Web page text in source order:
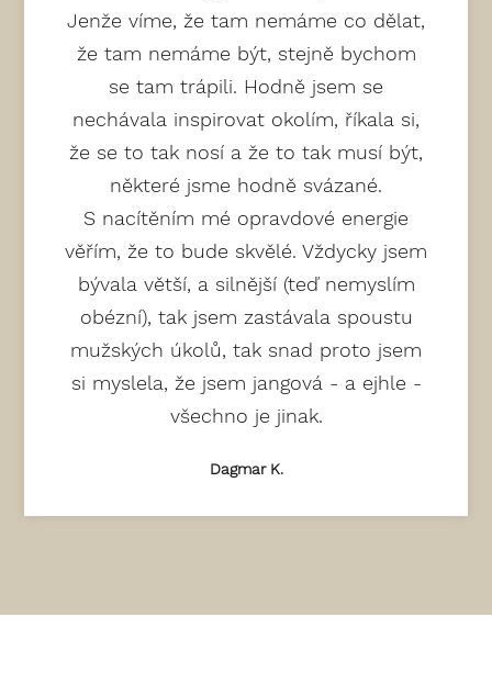
Jenže víme, že tam nemáme co dělat,
že tam nemáme být, stejně bychom
se tam trápili. Hodně jsem se
nechávala inspirovat okolím, říkala si,
že se to tak nosí a že to tak musí být,
některé jsme hodně svázané.
S nacítěním mé opravdové energie
věřím, že to bude skvělé. Vždycky jsem
bývala větší, a silnější (teď nemyslím
obézní), tak jsem zastávala spoustu
mužských úkolů, tak snad proto jsem
si myslela, že jsem jangová - a ejhle -
všechno je jinak.
Dagmar K.